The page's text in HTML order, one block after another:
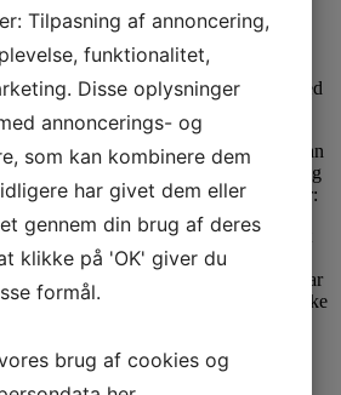
at når hun selv er færdiguddannet som
af kunstig intelligens fylde rigtig
Og udbredelsen vil kun vokse med
fordel. Den er et godt fundament, vi kan
For når det gælder AI, bliver det nemlig
hele tiden, siger Mette og tilføjer:
vi bruger i dag, blandt de mindst
kommer til at anvende.
hurtigt. Det betyder, at du selv har
Og du er nødt til at udvælge specifikke
det er jo umuligt at holde sig opdateret
her.
Tilpasning af annoncering,
funktionalitet,
Disse oplysninger
annoncerings- og
som kan kombinere dem
har givet dem eller
gennem din brug af deres
klikke på 'OK' giver du
formål.
brug af cookies og